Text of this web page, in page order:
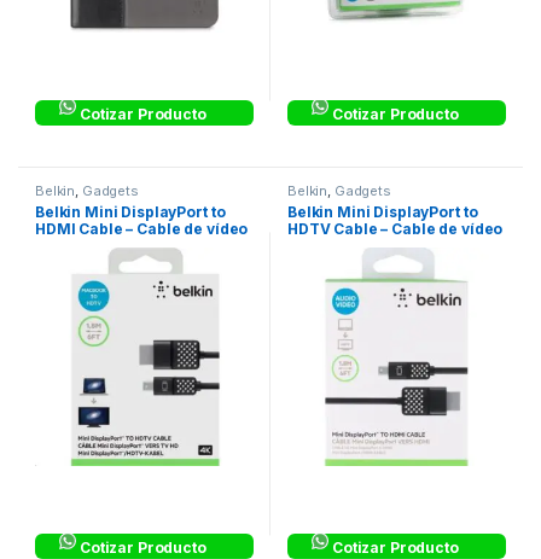
Cotizar Producto Cotizar Producto
Belkin Gadgets
Belkin Mini DisplayPort to
HDMI Cable – Cable de vídeo
– DisplayPort / HDMI
Cotizar Producto
Belkin Gadgets
Belkin Mini DisplayPort to
HDTV Cable – Cable de vídeo
– DisplayPort / HDMI
Cotizar Producto